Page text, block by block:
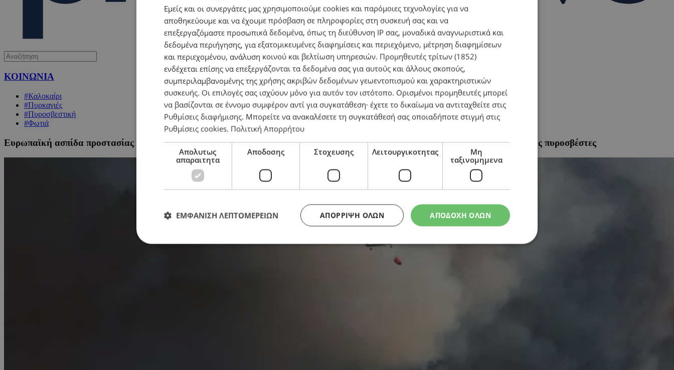
ΚΟΙΝΩΝΙΑ
#Καλοκαίρι
#Πυρκαγιές
#Πυροσβεστική
#Φωτιά
Ευρωπαϊκή ασπίδα προστασίας για πυρκαγιές: Δημιουργείται σταθμός πυρόσβεσης στην Κύπρο με έξι αεροσκάφη και Ευρωπαίους πυροσβέστες
Εμείς και οι συνεργάτες μας χρησιμοποιούμε cookies και παρόμοιες τεχνολογίες για να
αποθηκεύουμε και να έχουμε πρόσβαση σε πληροφορίες στη συσκευή σας και να
επεξεργαζόμαστε προσωπικά δεδομένα, όπως τη διεύθυνση IP σας, μοναδικά αναγνωριστικά και
δεδομένα περιήγησης, για εξατομικευμένες διαφημίσεις και περιεχόμενο, μέτρηση διαφημίσεων
και περιεχομένου, ανάλυση κοινού και βελτίωση υπηρεσιών. Προμηθευτές τρίτων (1852)
ενδέχεται επίσης να επεξεργάζονται τα δεδομένα σας για αυτούς και άλλους σκοπούς,
συμπεριλαμβανομένης της χρήσης ακριβών δεδομένων γεωεντοπισμού και χαρακτηριστικών
συσκευής. Οι επιλογές σας ισχύουν μόνο για αυτόν τον ιστότοπο. Ορισμένοι προμηθευτές μπορεί
να βασίζονται σε έννομο συμφέρον αντί για συγκατάθεση· έχετε το δικαίωμα να αντιταχθείτε στις
Ρυθμίσεις διαφήμισης. Μπορείτε να ανακαλέσετε τη συγκατάθεσή σας οποιαδήποτε στιγμή στις
Ρυθμίσεις cookies. Πολιτική Απορρήτου
Απολυτως
απαραιτητα
Αποδοσης Στοχευσης Λειτουργικοτητας
Μη
ταξινομημενα
ΑΠΟΔΟΧΗ ΟΛΩΝ
ΑΠΌΡΡΙΨΗ ΌΛΩΝ
ΕΜΦΑΝΙΣΗ ΛΕΠΤΟΜΕΡΕΙΩΝ